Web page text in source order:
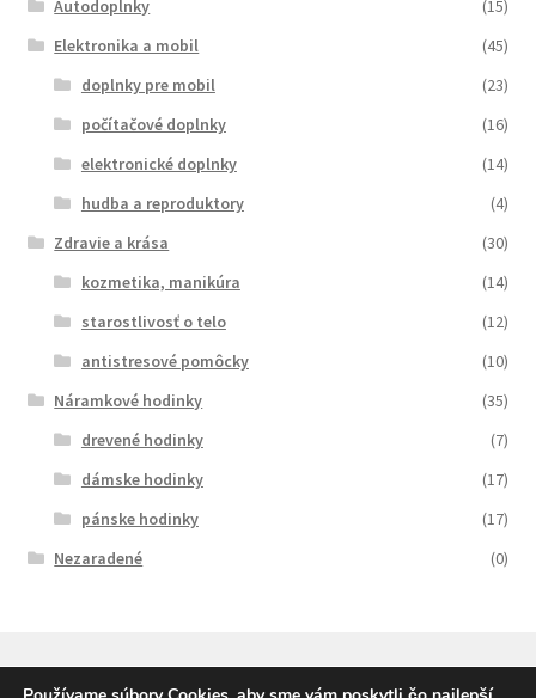
Autodoplnky
(15)
Elektronika a mobil
(45)
doplnky pre mobil
(23)
počítačové doplnky
(16)
elektronické doplnky
(14)
hudba a reproduktory
(4)
Zdravie a krása
(30)
kozmetika, manikúra
(14)
starostlivosť o telo
(12)
antistresové pomôcky
(10)
Náramkové hodinky
(35)
drevené hodinky
(7)
dámske hodinky
(17)
pánske hodinky
(17)
Nezaradené
(0)